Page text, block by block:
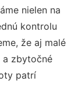
nielen na
kontrolu
že aj malé
a zbytočné
patrí